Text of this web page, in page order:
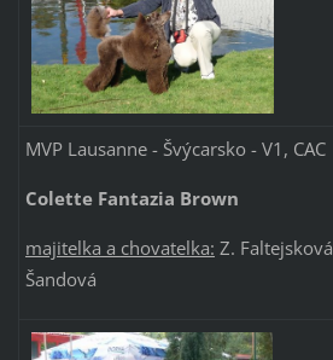
MVP Lausanne - Švýcarsko - V1, CAC
Colette Fantazia Brown
majitelka a chovatelka: Z. Faltejsková
Šandová